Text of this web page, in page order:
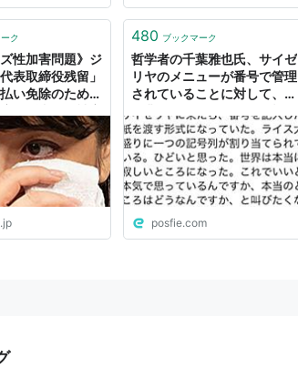
ク
ズ性加害問題》ジ
表取締役残留」
い免除のためだ
馬鹿にした話」
イン
480 ブックマーク
哲学者の千葉雅也氏、サイゼ
リヤのメニューが番号で管理
されていることに対して、そ
るツイートをするも、表現が
あいまいで主張の詳細が不明
のため、ツッコミや「それの
何が悪いんですか？」といっ
たレスポンスを多数受ける
posfie.com